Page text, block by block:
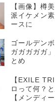
【画像】樽
派イケメン
ースに
ゴールデン
ガガガガガ
とめ
【EXILE
ロって何？
【メンディー